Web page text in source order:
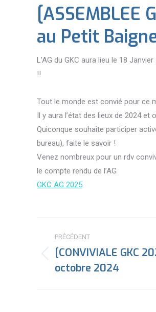
[ASSEMBLEE
au Petit
L’AG du GKC aura lieu le 18
!!
Tout le monde est convié pour ce
Il y aura l’état des lieux de 2024 et
Quiconque souhaite participer
bureau), faite le savoir !
Venez nombreux pour un rdv
le compte rendu de l’AG
GKC AG 2025
Navigation
article
PRÉCÉDENT
Article
précédent
:
[CONVIVIALE GKC
octobre 2024